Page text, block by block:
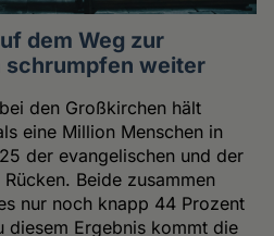
dem Weg zur
schrumpfen weiter
den Großkirchen hält
eine Million Menschen in
der evangelischen und der
Beide zusammen
nur noch knapp 44 Prozent
diesem Ergebnis kommt die